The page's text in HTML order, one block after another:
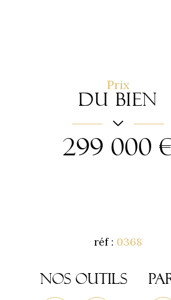
Prix
du bien
299 000
réf : 0368
Nos outils